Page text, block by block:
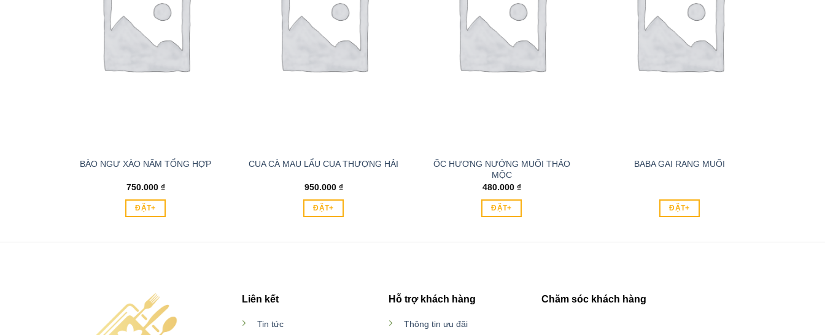
BÀO NGƯ XÀO NẤM TỔNG HỢP
750.000 ₫
ĐẶT+
CUA CÀ MAU LẨU CUA THƯỢNG HẢI
950.000 ₫
ĐẶT+
ỐC HƯƠNG NƯỚNG MUỐI THẢO
MỘC
480.000 ₫
ĐẶT+
BABA GAI RANG MUỐI
ĐẶT+
Liên kết
Tin tức
Hỗ trợ khách hàng
Thông tin ưu đãi
Chăm sóc khách hàng